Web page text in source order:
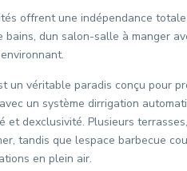
offrent une indépendance
bains, dun salon-salle à manger
un véritable paradis conçu pour
un système dirrigation
et dexclusivité. Plusieurs
tandis que lespace barbecue
en plein air.